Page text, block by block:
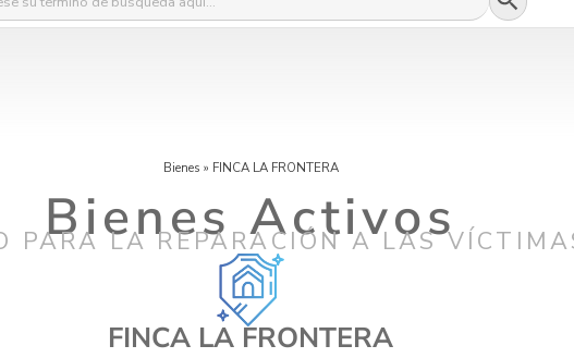
Bienes » FINCA LA FRONTERA
Bienes Activos
PARA LA REPARACIÓN A LAS
FINCA LA FRONTERA